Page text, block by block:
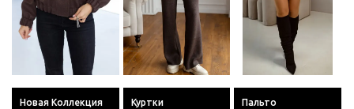
Новая Коллекция Куртки Пальто